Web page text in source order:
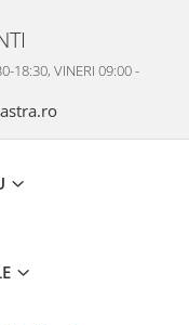
18:30, VINERI 09:00 -